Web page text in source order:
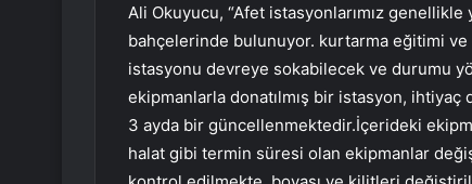
Ali Okuyucu, “Afet istasyonlarımız
bahçelerinde bulunuyor. kurtarma eğitimi
istasyonu devreye sokabilecek ve durumu
ekipmanlarla donatılmış bir istasyon,
3 ayda bir güncellenmektedir.İçerideki
halat gibi termin süresi olan ekipmanlar